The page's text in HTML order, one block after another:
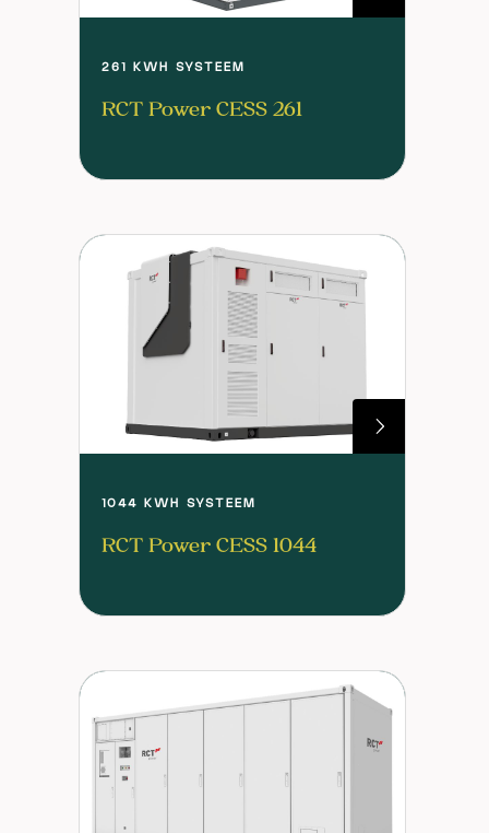
261 KWH SYSTEEM
RCT Power CESS 261
1044 KWH SYSTEEM
RCT Power CESS 1044